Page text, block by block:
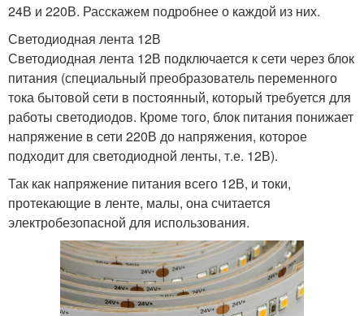
24В и 220В. Расскажем подробнее о каждой из них.
Светодиодная лента 12В
Светодиодная лента 12В подключается к сети через блок
питания (специальный преобразователь переменного
тока бытовой сети в постоянный, который требуется для
работы светодиодов. Кроме того, блок питания понижает
напряжение в сети 220В до напряжения, которое
подходит для светодиодной ленты, т.е. 12В).
Так как напряжение питания всего 12В, и токи,
протекающие в ленте, малы, она считается
электробезопасной для использования.